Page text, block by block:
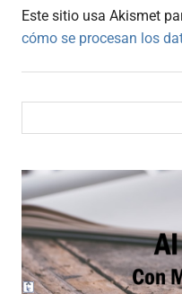
Este sitio usa Akismet
cómo se procesan los